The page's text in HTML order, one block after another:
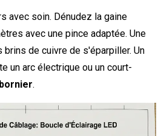
avec soin. Dénudez la gaine
avec une pince adaptée. Une
de cuivre de s'éparpiller. Un
un arc électrique ou un court-
bornier.